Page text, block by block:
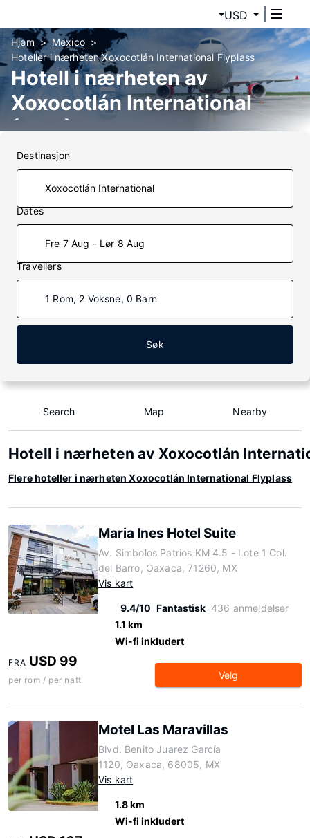
USD
Hjem
Mexico
Hoteller i nærheten Xoxocotlán International Flyplass
Hotell i nærheten av
Xoxocotlán International
(OAX)
Destinasjon
Dates
Fre 7 Aug - Lør 8 Aug
Travellers
1 Rom, 2 Voksne, 0 Barn
Søk
Search Map Nearby
Hotell i nærheten av Xoxocotlán
Flere hoteller i nærheten Xoxocotlán International Flyplass
Maria Ines Hotel Suite
Av. Simbolos Patrios KM 4.5 - Lote 1 Col.
del Barro, Oaxaca, 71260, MX
Vis kart
9.4/10 Fantastisk 436 anmeldelser
1.1 km
Wi-fi inkludert
FRA USD 99
per rom / per natt Velg
Motel Las Maravillas
Blvd. Benito Juarez García
1120, Oaxaca, 68005, MX
Vis kart
1.8 km
Wi-fi inkludert